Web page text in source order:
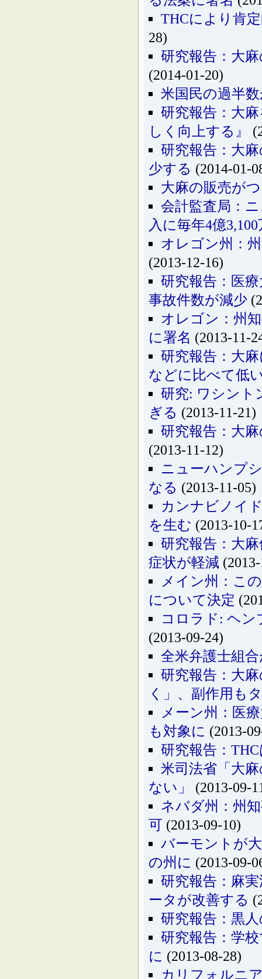
THCにより肯
28)
研究報告：大
(2014-01-20)
米国民の過半
研究報告：大
しく向上する』
研究報告：大
少する (2014-01-
大麻の販売が
会計監査局：
入に毎年4億
オレゴン州：
(2013-12-16)
研究報告：医
事故件数が減少
オレゴン：州
に署名 (2013-11-
研究報告：大
などに比べて低
研究: ワシント
ぎる (2013-11-21)
研究報告：大
(2013-11-12)
ニューハンプ
なる (2013-11-05)
カンナビノイ
を生む (2013-10-
研究報告：大
症状が軽減
メイン州：こ
について決定
コロラド: ヘン
(2013-09-24)
全米弁護士組
研究報告：大
く」、副作用も
メーン州：医
も対象に (2013-
研究報告：
米司法省「大
ない」
(2013-09-
ネバダ州：州
可 (2013-09-10)
バーモントが
の州に (2013-09-
研究報告：麻
ータが改善する
研究報告：黒
研究報告：学
に (2013-08-28)
カリフォルニ